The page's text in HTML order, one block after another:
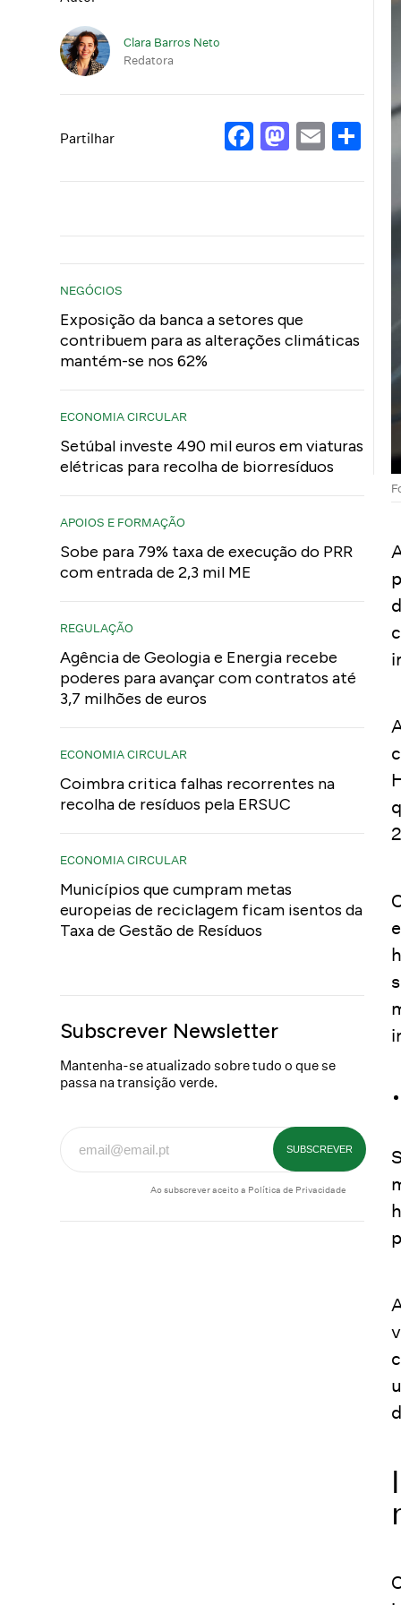
Clara Barros Neto
Redatora
Partilhar Facebook
Email
NEGÓCIOS
Exposição da banca a setores que
contribuem para as alterações climáticas
mantém-se nos 62%
ECONOMIA CIRCULAR
Setúbal investe 490 mil euros em viaturas
elétricas para recolha de biorresíduos
APOIOS E FORMAÇÃO
Sobe para 79% taxa de execução do PRR
com entrada de 2,3 mil ME
REGULAÇÃO
Agência de Geologia e Energia recebe
poderes para avançar com contratos até
3,7 milhões de euros
ECONOMIA CIRCULAR
Coimbra critica falhas recorrentes na
recolha de resíduos pela ERSUC
ECONOMIA CIRCULAR
Municípios que cumpram metas
europeias de reciclagem ficam isentos da
Taxa de Gestão de Resíduos
Subscrever Newsletter
Mantenha-se atualizado sobre tudo o que se
passa na transição verde.
Ao subscrever aceito a Política de Privacidade